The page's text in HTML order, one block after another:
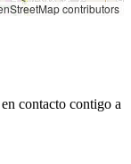
contributors
contacto contigo a